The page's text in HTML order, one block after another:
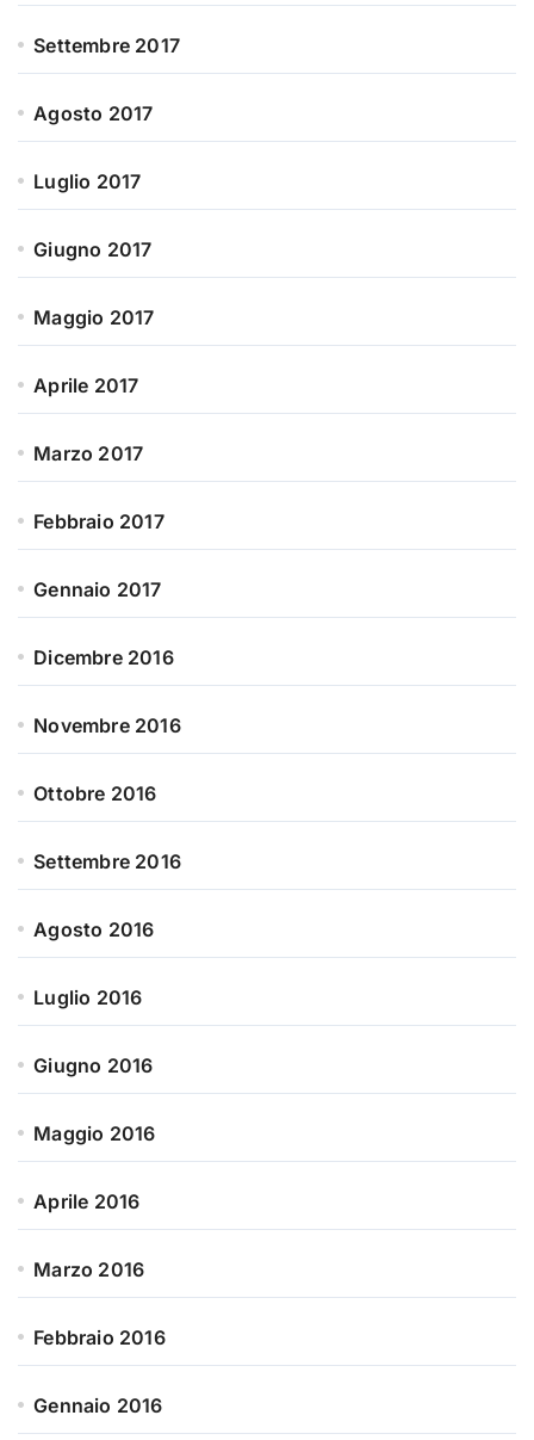
Settembre 2017
Agosto 2017
Luglio 2017
Giugno 2017
Maggio 2017
Aprile 2017
Marzo 2017
Febbraio 2017
Gennaio 2017
Dicembre 2016
Novembre 2016
Ottobre 2016
Settembre 2016
Agosto 2016
Luglio 2016
Giugno 2016
Maggio 2016
Aprile 2016
Marzo 2016
Febbraio 2016
Gennaio 2016